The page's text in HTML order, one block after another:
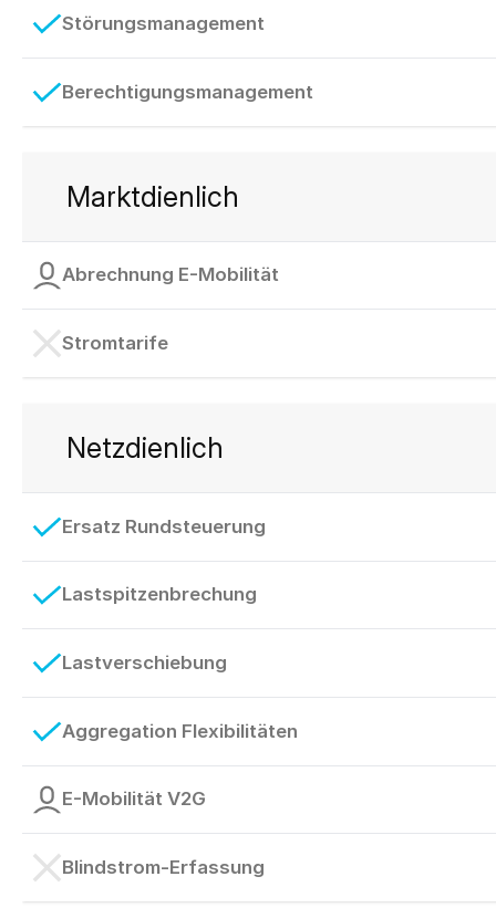
Störungsmanagement
Berechtigungsmanagement
Marktdienlich
Abrechnung E-Mobilität
Stromtarife
Netzdienlich
Ersatz Rundsteuerung
Lastspitzenbrechung
Lastverschiebung
Aggregation Flexibilitäten
E-Mobilität V2G
Blindstrom-Erfassung